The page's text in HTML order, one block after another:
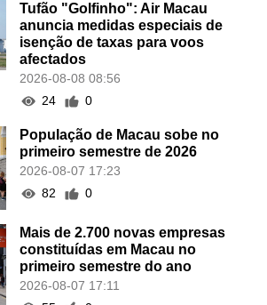
Tufão "Golfinho": Air Macau
anuncia medidas especiais de
isenção de taxas para voos
afectados
2026-08-08 08:56
24
0
População de Macau sobe no
primeiro semestre de 2026
2026-08-07 17:23
82
0
Mais de 2.700 novas empresas
constituídas em Macau no
primeiro semestre do ano
2026-08-07 17:11